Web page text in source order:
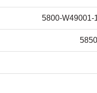
5800-W49001-